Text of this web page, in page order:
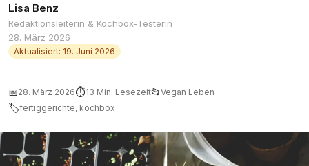
Lisa Benz
Redaktionsleiterin & Kochbox-Testerin
28. März 2026
Aktualisiert: 19. Juni 2026
📅28. März 2026⏱13 Min. Lesezeit📂 Vegan Leben
🏷fertiggerichte, kochbox